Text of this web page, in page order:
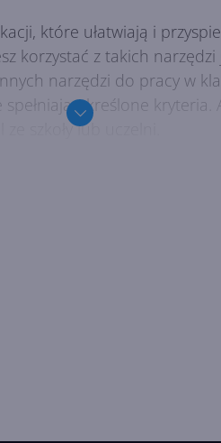
które ułatwiają i
korzystać z takich
narzędzi do pracy w
określone kryteria.
szkoły lub uczelni.